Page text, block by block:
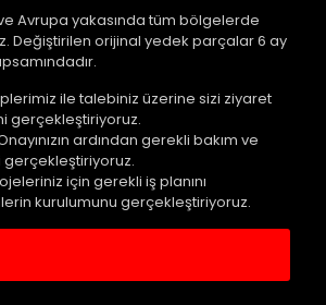
Avrupa yakasında tüm bölgelerde
Değiştirilen orijinal yedek parçalar 6 ay
ile talebiniz üzerine sizi ziyaret
gerçekleştiriyoruz.
ardından gerekli bakım ve
gerçekleştiriyoruz.
için gerekli iş planını
kurulumunu gerçekleştiriyoruz.